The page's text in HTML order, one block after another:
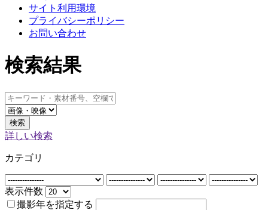
サイト利用環境
プライバシーポリシー
お問い合わせ
検索結果
検索
詳しい検索
カテゴリ
表示件数
撮影年を指定する